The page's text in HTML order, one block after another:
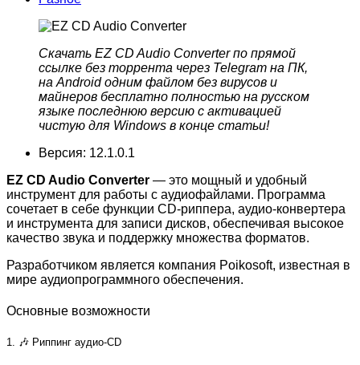
Скачать EZ CD Audio Converter по прямой
ссылке без торрента через Telegram на ПК,
на Android одним файлом без вирусов и
майнеров бесплатно полностью на русском
языке последнюю версию с активацией
чистую для Windows в конце статьи!
Версия: 12.1.0.1
EZ CD Audio Converter — это мощный и удобный
инструмент для работы с аудиофайлами. Программа
сочетает в себе функции CD-риппера, аудио-конвертера
и инструмента для записи дисков, обеспечивая высокое
качество звука и поддержку множества форматов.
Разработчиком является компания Poikosoft, известная в
мире аудиопрограммного обеспечения.
Основные возможности
1. 🎶 Риппинг аудио-CD